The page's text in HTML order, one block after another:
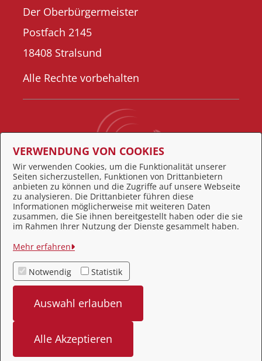
Behördennummer 115
Der Oberbürgermeister
Postfach 2145
18408 Stralsund
Alle Rechte vorbehalten
Feedback
Impressum
Datenschutz
Kontakt
Barrierefreiheit
bereitgestellt von:
VERWENDUNG VON COOKIES
Wir verwenden Cookies, um die Funktionalität unserer
Seiten sicherzustellen, Funktionen von Drittanbietern
anbieten zu können und die Zugriffe auf unsere Webseite
zu analysieren. Die Drittanbieter führen diese
Informationen möglicherweise mit weiteren Daten
zusammen, die Sie ihnen bereitgestellt haben oder die sie
im Rahmen Ihrer Nutzung der Dienste gesammelt haben.
Mehr erfahren
Notwendig Statistik
Auswahl erlauben
Alle Akzeptieren